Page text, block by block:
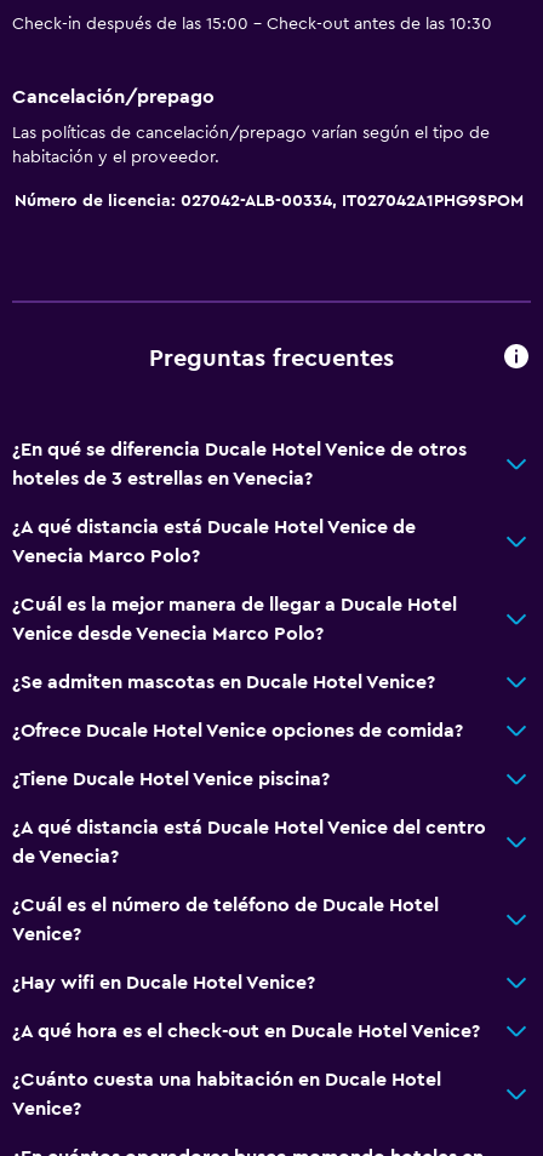
Check-in después de las 15:00 - Check-out antes de las 10:30
Cancelación/prepago
Las políticas de cancelación/prepago varían según el tipo de
habitación y el proveedor.
Número de licencia: 027042-ALB-00334, IT027042A1PHG9SPOM
Preguntas frecuentes
¿En qué se diferencia Ducale Hotel Venice de otros
hoteles de 3 estrellas en Venecia?
¿A qué distancia está Ducale Hotel Venice de
Venecia Marco Polo?
¿Cuál es la mejor manera de llegar a Ducale Hotel
Venice desde Venecia Marco Polo?
¿Se admiten mascotas en Ducale Hotel Venice?
¿Ofrece Ducale Hotel Venice opciones de comida?
¿Tiene Ducale Hotel Venice piscina?
¿A qué distancia está Ducale Hotel Venice del centro
de Venecia?
¿Cuál es el número de teléfono de Ducale Hotel
Venice?
¿Hay wifi en Ducale Hotel Venice?
¿A qué hora es el check-out en Ducale Hotel Venice?
¿Cuánto cuesta una habitación en Ducale Hotel
Venice?